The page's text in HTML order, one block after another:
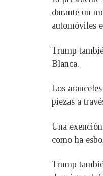
durante un
automóviles
Trump
Blanca.
Los
piezas a
Una
como ha
Trump